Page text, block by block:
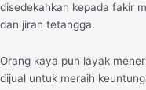
disedekahkan kepada fakir
dan jiran tetangga.
Orang kaya pun layak
dijual untuk meraih